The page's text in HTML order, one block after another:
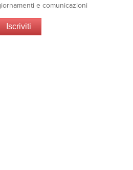
e comunicazioni